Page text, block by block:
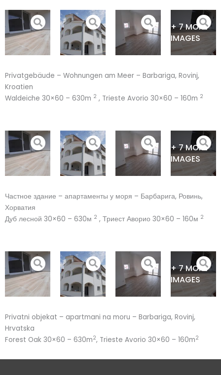
content
+ 7 MORE
IMAGES
Privatgebäude – Wohnungen am Meer – Barbariga, Rovinj,
Kroatien
Waldeiche 30×60 – 630m 2 , Trieste Avorio 30×60 – 160m 2
+ 7 MORE
IMAGES
Частное здание – апартаменты у моря – Барбарига, Ровинь,
Хорватия
Дуб лесной 30×60 – 630м 2 , Триест Аворио 30×60 – 160м 2
+ 7 MORE
IMAGES
Privatni objekat – apartmani na moru – Barbariga, Rovinj,
Hrvatska
Forest Oak 30×60 – 630m2, Trieste Avorio 30×60 – 160m2